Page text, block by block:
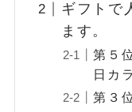
ギフトで
ます。
第５
日カ
第３